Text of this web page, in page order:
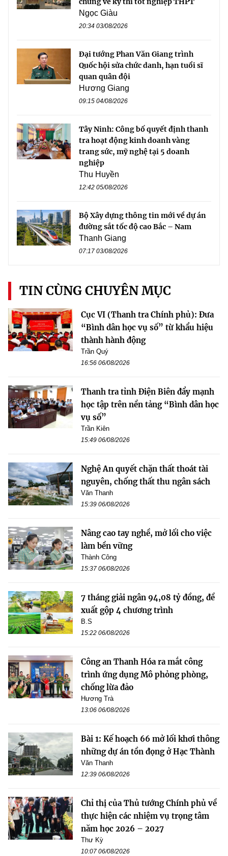
Ngọc Giàu
20:34 03/08/2026
Đại tướng Phan Văn Giang trình
Quốc hội sửa chức danh, hạn tuổi sĩ
quan quân đội
Hương Giang
09:15 04/08/2026
Tây Ninh: Công bố quyết định thanh
tra hoạt động kinh doanh vàng
trang sức, mỹ nghệ tại 5 doanh
nghiệp
Thu Huyền
12:42 05/08/2026
Bộ Xây dựng thông tin mới về dự án
đường sắt tốc độ cao Bắc – Nam
Thanh Giang
07:17 03/08/2026
TIN CÙNG CHUYÊN MỤC
Cục VI (Thanh tra Chính phủ): Đưa
“Bình dân học vụ số” từ khẩu hiệu
thành hành động
Trần Quý
16:56 06/08/2026
Thanh tra tỉnh Điện Biên đẩy mạnh
học tập trên nền tảng “Bình dân học
vụ số”
Trần Kiên
15:49 06/08/2026
Nghệ An quyết chặn thất thoát tài
nguyên, chống thất thu ngân sách
Văn Thanh
15:39 06/08/2026
Nâng cao tay nghề, mở lối cho việc
làm bền vững
Thành Công
15:37 06/08/2026
7 tháng giải ngân 94,08 tỷ đồng, đề
xuất gộp 4 chương trình
B.S
15:22 06/08/2026
Công an Thanh Hóa ra mắt công
trình ứng dụng Mô phỏng phòng,
chống lừa đảo
Hương Trà
13:06 06/08/2026
Bài 1: Kế hoạch 66 mở lối khơi thông
những dự án tồn đọng ở Hạc Thành
Văn Thanh
12:39 06/08/2026
Chỉ thị của Thủ tướng Chính phủ về
thực hiện các nhiệm vụ trọng tâm
năm học 2026 – 2027
Thư Kỳ
10:07 06/08/2026